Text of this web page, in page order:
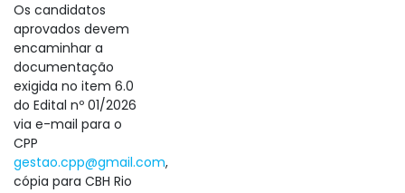
Os candidatos
aprovados devem
encaminhar a
documentação
exigida no item 6.0
do Edital nº 01/2026
via e-mail para o
CPP
gestao.cpp@gmail.com,
cópia para CBH Rio